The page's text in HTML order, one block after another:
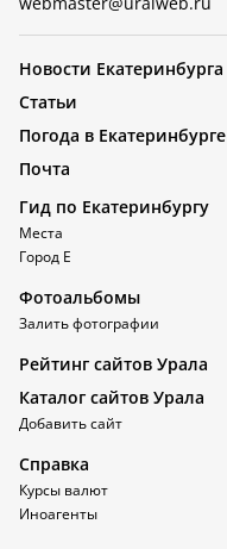
Новости Екатеринбурга
Статьи
Погода в Екатеринбурге
Почта
Гид по Екатеринбургу
Места
Город Е
Фотоальбомы
Залить фотографии
Рейтинг сайтов Урала
Каталог сайтов Урала
Добавить сайт
Справка
Курсы валют
Иноагенты